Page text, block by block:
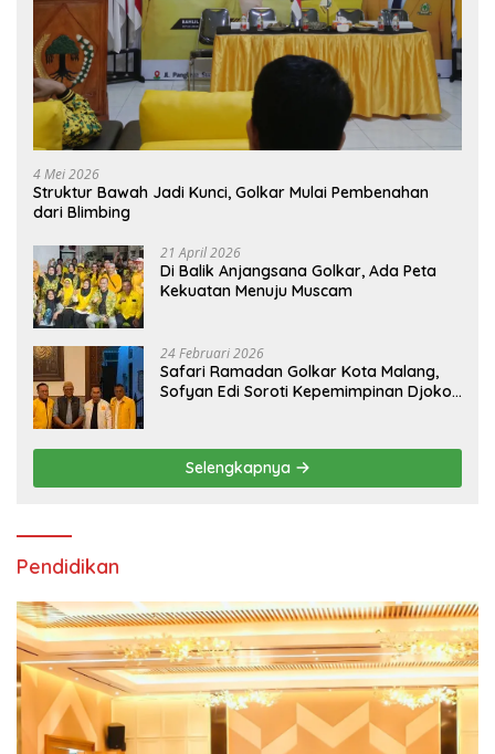
4 Mei 2026
Struktur Bawah Jadi Kunci, Golkar Mulai Pembenahan
dari Blimbing
21 April 2026
Di Balik Anjangsana Golkar, Ada Peta
Kekuatan Menuju Muscam
24 Februari 2026
Safari Ramadan Golkar Kota Malang,
Sofyan Edi Soroti Kepemimpinan Djoko
Selengkapnya
Pendidikan